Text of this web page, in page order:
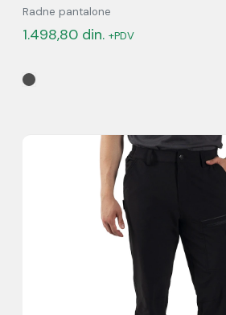
Radne pantalone
1.498,80 din. +PDV